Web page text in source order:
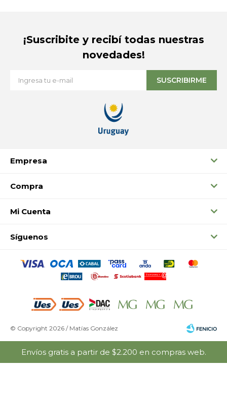
Empresa
Compra
Mi Cuenta
Síguenos
¡Suscribite y recibí todas nuestras
novedades!
SUSCRIBIRME
© Copyright 2026 / Matías González
Envíos gratis a partir de $2.200 en compras web.